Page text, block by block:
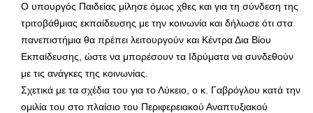
Ο υπουργός Παιδείας μίλησε όμως χθες και για τη σύνδεση της
τριτοβάθμιας εκπαίδευσης με την κοινωνία και δήλωσε ότι στα
πανεπιστήμια θα πρέπει λειτουργούν και Κέντρα Δια Βίου
Εκπαίδευσης, ώστε να μπορέσουν τα Ιδρύματα να συνδεθούν
με τις ανάγκες της κοινωνίας.
Σχετικά με τα σχέδια του για το Λύκειο, ο κ. Γαβρόγλου κατά την
ομιλία του στο πλαίσιο του Περιφερειακού Αναπτυξιακού